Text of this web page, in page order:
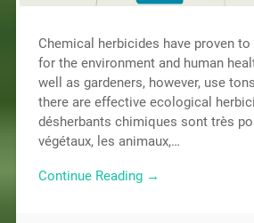
Chemical herbicides have proven
for the environment and human
well as gardeners, however, use
there are effective ecological
désherbants chimiques sont très
végétaux, les animaux,…
Continue Reading →